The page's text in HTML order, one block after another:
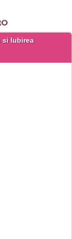
si Iubirea